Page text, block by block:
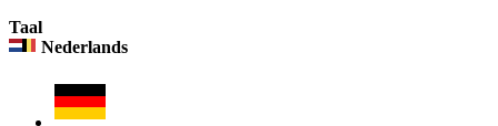
Taal
Nederlands